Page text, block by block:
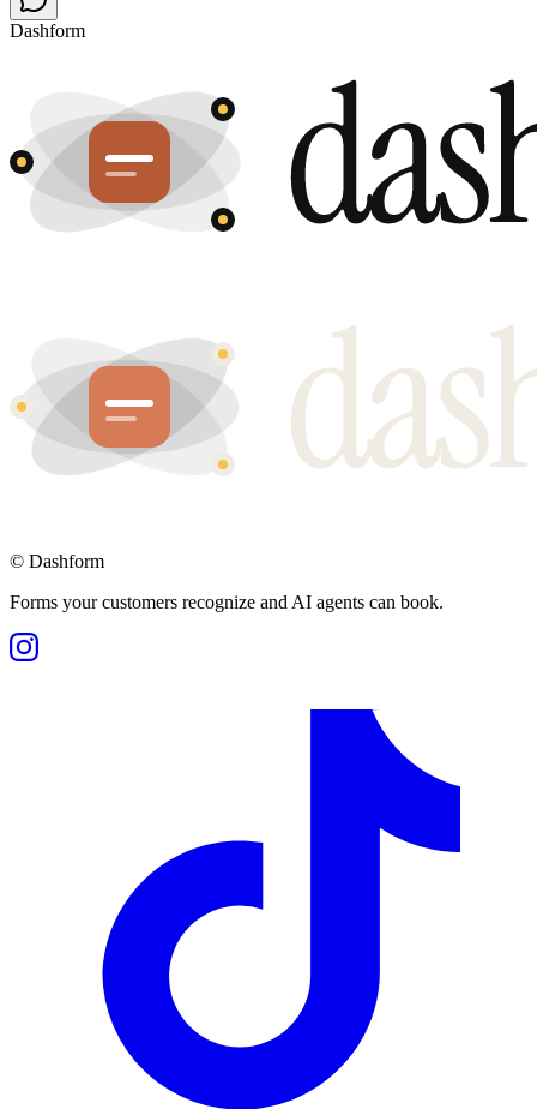
Dashform
© Dashform
Forms your customers recognize and AI agents can book.